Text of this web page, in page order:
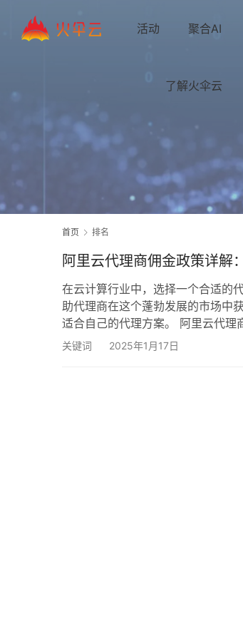
活动 聚合AI
了解火伞云
首页 排名
阿里云代理商佣金政策详解
在云计算行业中，选择一个合适的
助代理商在这个蓬勃发展的市场中
适合自己的代理方案。 阿里云代理
道代理商。每种类型的代理商在佣
关键词 2025年1月17日